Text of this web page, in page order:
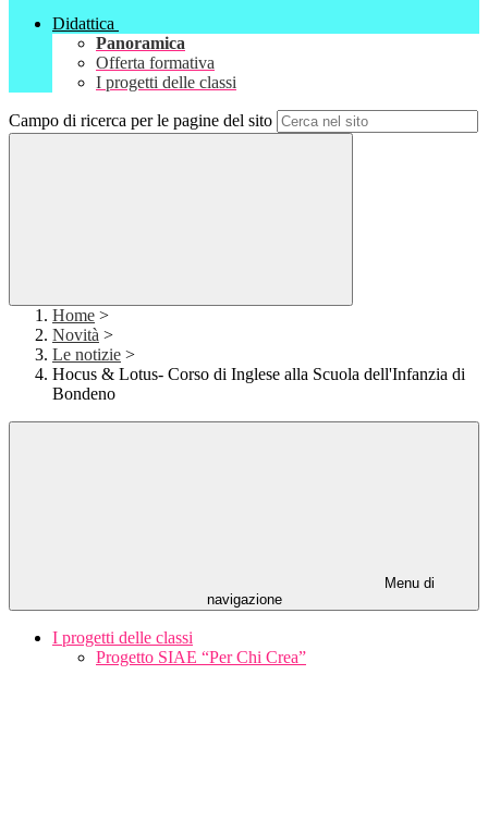
Didattica
Panoramica
Offerta formativa
I progetti delle classi
Campo di ricerca per le pagine del sito
Home >
Novità >
Le notizie >
Hocus & Lotus- Corso di Inglese alla Scuola dell'Infanzia di
Bondeno
Menu di
navigazione
I progetti delle classi
Progetto SIAE “Per Chi Crea”